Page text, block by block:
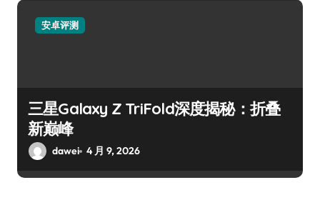
安卓评测
三星Galaxy Z TriFold深度揭秘：折叠
新巅峰
dawei 4 月 9, 2026